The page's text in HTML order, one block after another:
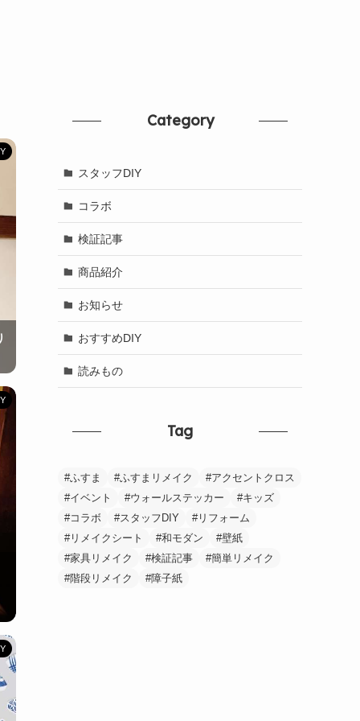
Category
スタッフDIY
コラボ
検証記事
商品紹介
お知らせ
おすすめDIY
読みもの
Tag
ふすま ふすまリメイク
アクセントクロス
イベント
ウォールステッカー
キッズ
コラボ
スタッフDIY
リフォーム
リメイクシート
和モダン
壁紙
家具リメイク
検証記事
簡単リメイク
階段リメイク
障子紙